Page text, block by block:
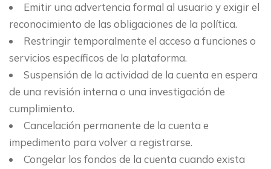
Emitir una advertencia formal al usuario y exigir el
reconocimiento de las obligaciones de la política.
Restringir temporalmente el acceso a funciones o
servicios específicos de la plataforma.
Suspensión de la actividad de la cuenta en espera
de una revisión interna o una investigación de
cumplimiento.
Cancelación permanente de la cuenta e
impedimento para volver a registrarse.
Congelar los fondos de la cuenta cuando exista